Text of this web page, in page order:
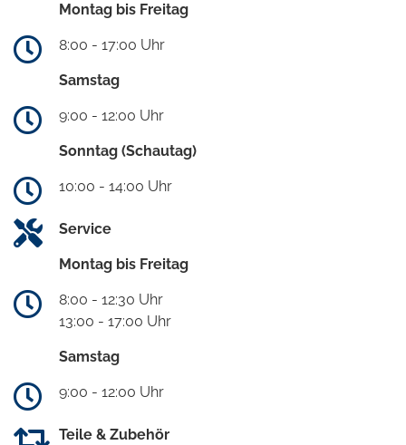
Montag bis Freitag
8:00 - 17:00 Uhr
Samstag
9:00 - 12:00 Uhr
Sonntag (Schautag)
10:00 - 14:00 Uhr
Service
Montag bis Freitag
8:00 - 12:30 Uhr
13:00 - 17:00 Uhr
Samstag
9:00 - 12:00 Uhr
Teile & Zubehör